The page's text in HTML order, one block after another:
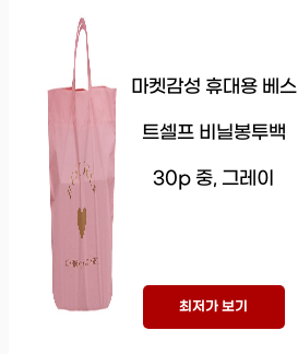
마켓감성 휴대용 베스
트셀프 비닐봉투백
30p 중, 그레이
최저가 보기